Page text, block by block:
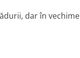
dar în vechime